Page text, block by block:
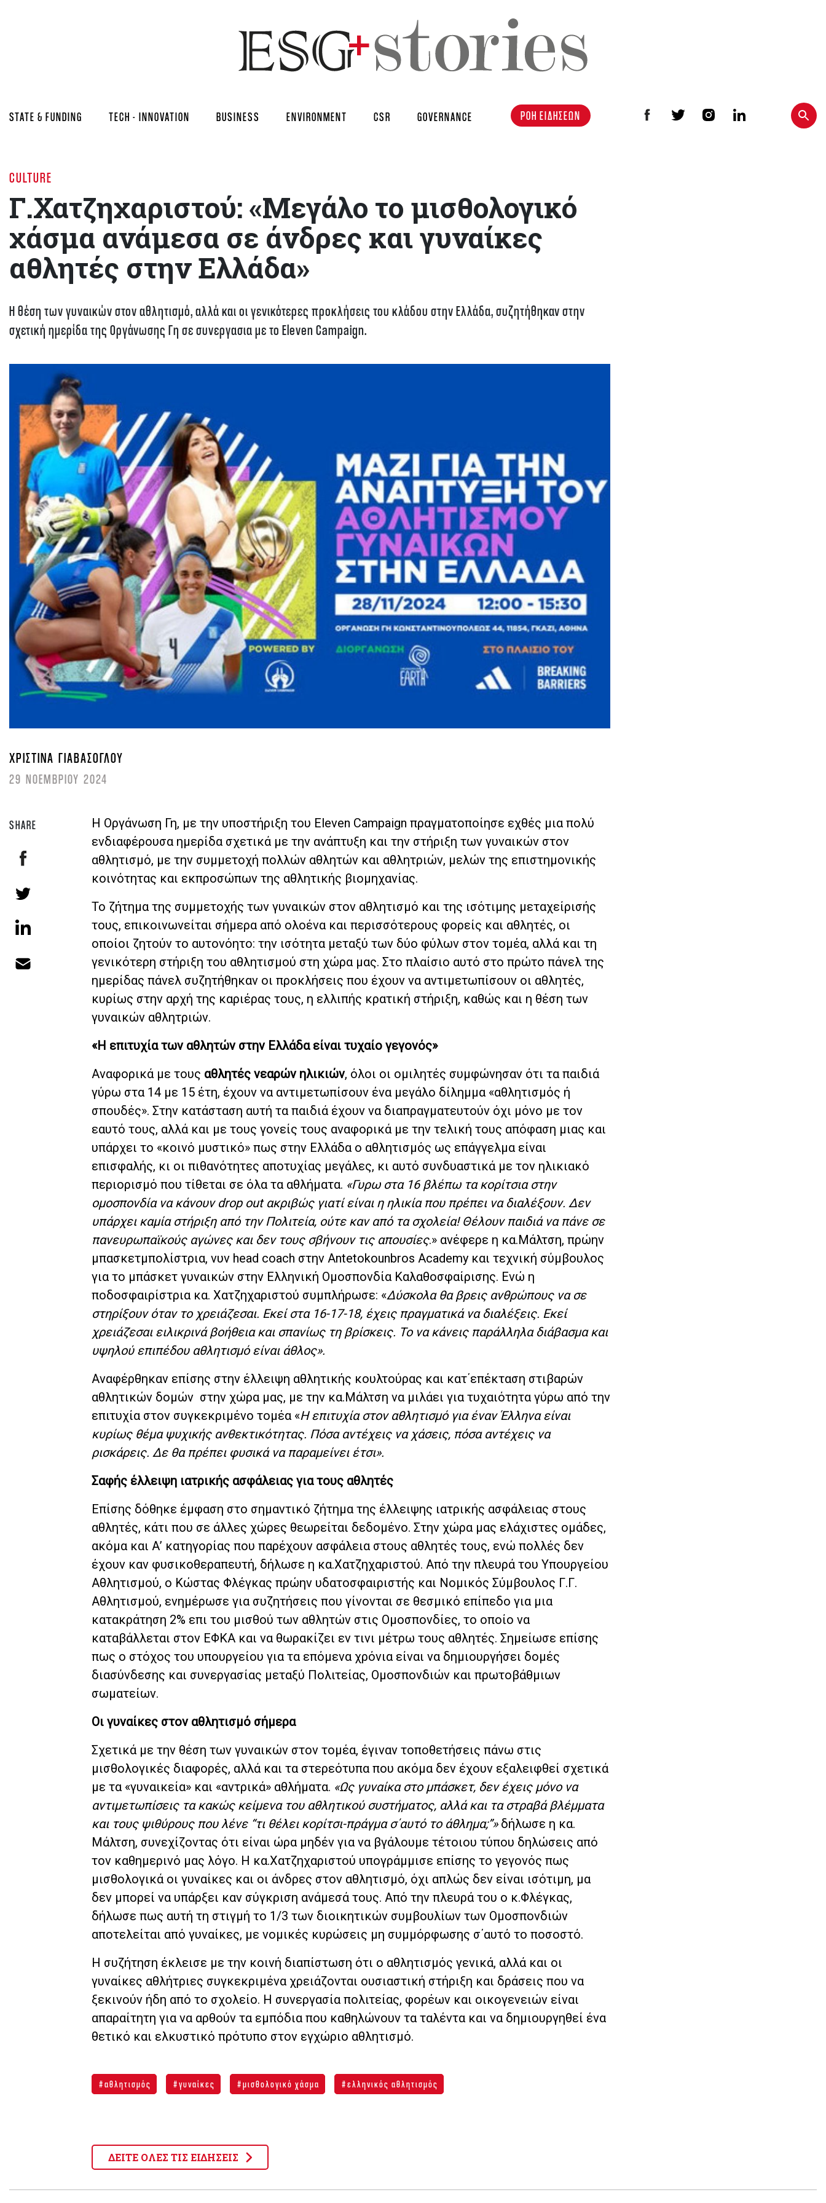
STATE & FUNDING TECH - INNOVATION BUSINESS ENVIRONMENT CSR GOVERNANCE ΡΟΗ ΕΙΔΗΣΕΩΝ
CULTURE
Γ.Χατζηχαριστού: «Μεγάλο το μισθολογικό
χάσμα ανάμεσα σε άνδρες και γυναίκες
αθλητές στην Ελλάδα»
Η θέση των γυναικών στον αθλητισμό, αλλά και οι γενικότερες προκλήσεις του κλάδου στην Ελλάδα, συζητήθηκαν στην
σχετική ημερίδα της Οργάνωσης Γη σε συνεργασια με το Eleven Campaign.
ΧΡΙΣΤΊΝΑ ΓΙΑΒΆΣΟΓΛΟΥ
29 ΝΟΕΜΒΡΙΟΥ 2024
SHARE
Η Οργάνωση Γη, με την υποστήριξη του Eleven Campaign πραγματοποίησε εχθές μια πολύ
ενδιαφέρουσα ημερίδα σχετικά με την ανάπτυξη και την στήριξη των γυναικών στον
αθλητισμό, με την συμμετοχή πολλών αθλητών και αθλητριών, μελών της επιστημονικής
κοινότητας και εκπροσώπων της αθλητικής βιομηχανίας.
Το ζήτημα της συμμετοχής των γυναικών στον αθλητισμό και της ισότιμης μεταχείρισής
τους, επικοινωνείται σήμερα από ολοένα και περισσότερους φορείς και αθλητές, οι
οποίοι ζητούν το αυτονόητο: την ισότητα μεταξύ των δύο φύλων στον τομέα, αλλά και τη
γενικότερη στήριξη του αθλητισμού στη χώρα μας. Στο πλαίσιο αυτό στο πρώτο πάνελ της
ημερίδας πάνελ συζητήθηκαν οι προκλήσεις που έχουν να αντιμετωπίσουν οι αθλητές,
κυρίως στην αρχή της καριέρας τους, η ελλιπής κρατική στήριξη, καθώς και η θέση των
γυναικών αθλητριών.
«Η επιτυχία των αθλητών στην Ελλάδα είναι τυχαίο γεγονός»
Αναφορικά με τους αθλητές νεαρών ηλικιών, όλοι οι ομιλητές συμφώνησαν ότι τα παιδιά
γύρω στα 14 με 15 έτη, έχουν να αντιμετωπίσουν ένα μεγάλο δίλημμα «αθλητισμός ή
σπουδές». Στην κατάσταση αυτή τα παιδιά έχουν να διαπραγματευτούν όχι μόνο με τον
εαυτό τους, αλλά και με τους γονείς τους αναφορικά με την τελική τους απόφαση μιας και
υπάρχει το «κοινό μυστικό» πως στην Ελλάδα ο αθλητισμός ως επάγγελμα είναι
επισφαλής, κι οι πιθανότητες αποτυχίας μεγάλες, κι αυτό συνδυαστικά με τον ηλικιακό
περιορισμό που τίθεται σε όλα τα αθλήματα. «Γυρω στα 16 βλέπω τα κορίτσια στην
ομοσπονδία να κάνουν drop out ακριβώς γιατί είναι η ηλικία που πρέπει να διαλέξουν. Δεν
υπάρχει καμία στήριξη από την Πολιτεία, ούτε καν από τα σχολεία! Θέλουν παιδιά να πάνε σε
πανευρωπαϊκούς αγώνες και δεν τους σβήνουν τις απουσίες.» ανέφερε η κα.Μάλτση, πρώην
μπασκετμπολίστρια, νυν head coach στην Antetokounbros Αcademy και τεχνική σύμβουλος
για το μπάσκετ γυναικών στην Ελληνική Ομοσπονδία Καλαθοσφαίρισης. Ενώ η
ποδοσφαιρίστρια κα. Χατζηχαριστού συμπλήρωσε: «Δύσκολα θα βρεις ανθρώπους να σε
στηρίξουν όταν το χρειάζεσαι. Εκεί στα 16-17-18, έχεις πραγματικά να διαλέξεις. Εκεί
χρειάζεσαι ειλικρινά βοήθεια και σπανίως τη βρίσκεις. Το να κάνεις παράλληλα διάβασμα και
υψηλού επιπέδου αθλητισμό είναι άθλος».
Αναφέρθηκαν επίσης στην έλλειψη αθλητικής κουλτούρας και κατ΄επέκταση στιβαρών
αθλητικών δομών στην χώρα μας, με την κα.Μάλτση να μιλάει για τυχαιότητα γύρω από την
επιτυχία στον συγκεκριμένο τομέα «Η επιτυχία στον αθλητισμό για έναν Έλληνα είναι
κυρίως θέμα ψυχικής ανθεκτικότητας. Πόσα αντέχεις να χάσεις, πόσα αντέχεις να
ρισκάρεις. Δε θα πρέπει φυσικά να παραμείνει έτσι».
Σαφής έλλειψη ιατρικής ασφάλειας για τους αθλητές
Επίσης δόθηκε έμφαση στο σημαντικό ζήτημα της έλλειψης ιατρικής ασφάλειας στους
αθλητές, κάτι που σε άλλες χώρες θεωρείται δεδομένο. Στην χώρα μας ελάχιστες ομάδες,
ακόμα και Α’ κατηγορίας που παρέχουν ασφάλεια στους αθλητές τους, ενώ πολλές δεν
έχουν καν φυσικοθεραπευτή, δήλωσε η κα.Χατζηχαριστού. Από την πλευρά του Υπουργείου
Αθλητισμού, ο Κώστας Φλέγκας πρώην υδατοσφαιριστής και Νομικός Σύμβουλος Γ.Γ.
Αθλητισμού, ενημέρωσε για συζητήσεις που γίνονται σε θεσμικό επίπεδο για μια
κατακράτηση 2% επι του μισθού των αθλητών στις Ομοσπονδίες, το οποίο να
καταβάλλεται στον ΕΦΚΑ και να θωρακίζει εν τινι μέτρω τους αθλητές. Σημείωσε επίσης
πως ο στόχος του υπουργείου για τα επόμενα χρόνια είναι να δημιουργήσει δομές
διασύνδεσης και συνεργασίας μεταξύ Πολιτείας, Ομοσπονδιών και πρωτοβάθμιων
σωματείων.
Οι γυναίκες στον αθλητισμό σήμερα
Σχετικά με την θέση των γυναικών στον τομέα, έγιναν τοποθετήσεις πάνω στις
μισθολογικές διαφορές, αλλά και τα στερεότυπα που ακόμα δεν έχουν εξαλειφθεί σχετικά
με τα «γυναικεία» και «αντρικά» αθλήματα. «Ως γυναίκα στο μπάσκετ, δεν έχεις μόνο να
αντιμετωπίσεις τα κακώς κείμενα του αθλητικού συστήματος, αλλά και τα στραβά βλέμματα
και τους ψιθύρους που λένε “τι θέλει κορίτσι-πράγμα σ΄αυτό το άθλημα;”»δήλωσε η κα.
Μάλτση, συνεχίζοντας ότι είναι ώρα μηδέν για να βγάλουμε τέτοιου τύπου δηλώσεις από
τον καθημερινό μας λόγο. Η κα.Χατζηχαριστού υπογράμμισε επίσης το γεγονός πως
μισθολογικά οι γυναίκες και οι άνδρες στον αθλητισμό, όχι απλώς δεν είναι ισότιμη, μα
δεν μπορεί να υπάρξει καν σύγκριση ανάμεσά τους. Από την πλευρά του ο κ.Φλέγκας,
δήλωσε πως αυτή τη στιγμή το 1/3 των διοικητικών συμβουλίων των Ομοσπονδιών
αποτελείται από γυναίκες, με νομικές κυρώσεις μη συμμόρφωσης σ΄αυτό το ποσοστό.
Η συζήτηση έκλεισε με την κοινή διαπίστωση ότι ο αθλητισμός γενικά, αλλά και οι
γυναίκες αθλήτριες συγκεκριμένα χρειάζονται ουσιαστική στήριξη και δράσεις που να
ξεκινούν ήδη από το σχολείο. Η συνεργασία πολιτείας, φορέων και οικογενειών είναι
απαραίτητη για να αρθούν τα εμπόδια που καθηλώνουν τα ταλέντα και να δημιουργηθεί ένα
θετικό και ελκυστικό πρότυπο στον εγχώριο αθλητισμό.
αθλητισμός γυναίκες μισθολογικό χάσμα ελληνικός αθλητισμός
ΔΕΙΤΕ ΟΛΕΣ ΤΙΣ ΕΙΔΗΣΕΙΣ